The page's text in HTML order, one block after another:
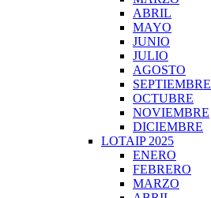
ABRIL
MAYO
JUNIO
JULIO
AGOSTO
SEPTIEMBRE
OCTUBRE
NOVIEMBRE
DICIEMBRE
LOTAIP 2025
ENERO
FEBRERO
MARZO